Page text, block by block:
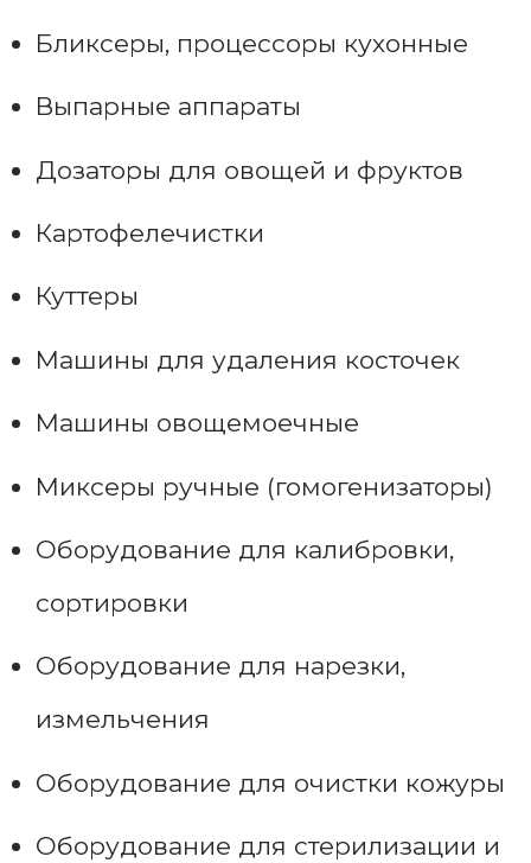
Бликсеры, процессоры кухонные
Выпарные аппараты
Дозаторы для овощей и фруктов
Картофелечистки
Куттеры
Машины для удаления косточек
Машины овощемоечные
Миксеры ручные (гомогенизаторы)
Оборудование для калибровки,
сортировки
Оборудование для нарезки,
измельчения
Оборудование для очистки кожуры
Оборудование для стерилизации и